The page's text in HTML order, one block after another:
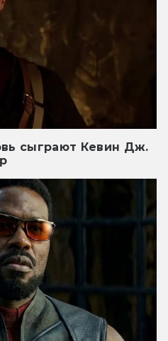
сыграют Кевин Дж.